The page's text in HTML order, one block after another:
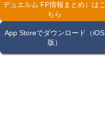
デュエルム FF情報まとめ）はこ
ちら
App Storeでダウンロード（iOS
版）